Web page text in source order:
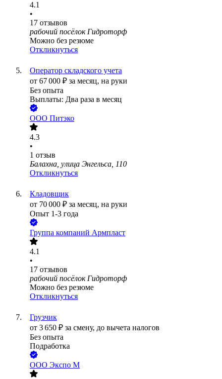
4.1
•
17 отзывов
рабочий посёлок Гидроторф
Можно без резюме
Откликнуться
Оператор складского учета
от 67 000 ₽ за месяц, на руки
Без опыта
Выплаты: Два раза в месяц
ООО Питэко
4.3
•
1 отзыв
Балахна, улица Энгельса, 110
Откликнуться
Кладовщик
от 70 000 ₽ за месяц, на руки
Опыт 1-3 года
Группа компаний Армпласт
4.1
•
17 отзывов
рабочий посёлок Гидроторф
Можно без резюме
Откликнуться
Грузчик
от 3 650 ₽ за смену, до вычета налогов
Без опыта
Подработка
ООО Экспо М